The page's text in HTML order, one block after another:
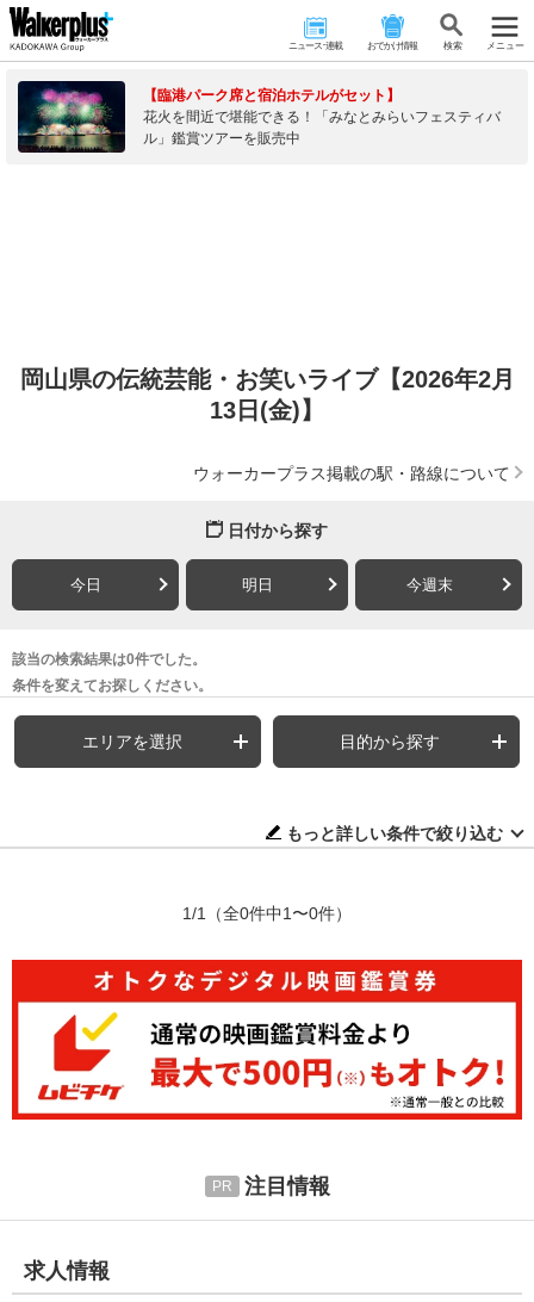
ニュース･連載 おでかけ情報 検 索 メニュー
【臨港パーク席と宿泊ホテルがセット】
花火を間近で堪能できる！「みなとみらいフェスティバ
ル」鑑賞ツアーを販売中
岡山県の伝統芸能・お笑いライブ【2026年2月
13日(金)】
ウォーカープラス掲載の駅・路線について
日付から探す
今日 明日 今週末
該当の検索結果は0件でした。
条件を変えてお探しください。
エリアを選択 目的から探す
もっと詳しい条件で絞り込む
1/1 （全0件中1〜0件）
注目情報
求人情報